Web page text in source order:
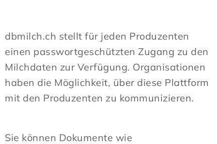
dbmilch.ch stellt für jeden Produzenten
einen passwortgeschützten Zugang zu den
Milchdaten zur Verfügung. Organisationen
haben die Möglichkeit, über diese Plattform
mit den Produzenten zu kommunizieren.
Sie können Dokumente wie